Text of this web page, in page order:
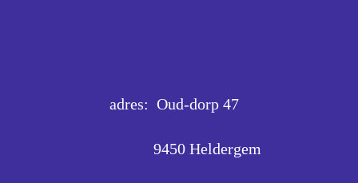
adres: Oud-dorp 47
9450 Heldergem